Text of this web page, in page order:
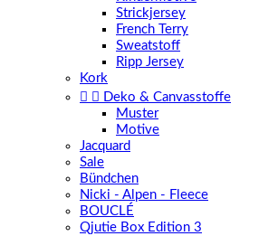
Strickjersey
French Terry
Sweatstoff
Ripp Jersey
Kork
  Deko & Canvasstoffe
Muster
Motive
Jacquard
Sale
Bündchen
Nicki - Alpen - Fleece
BOUCLÉ
Qjutie Box Edition 3